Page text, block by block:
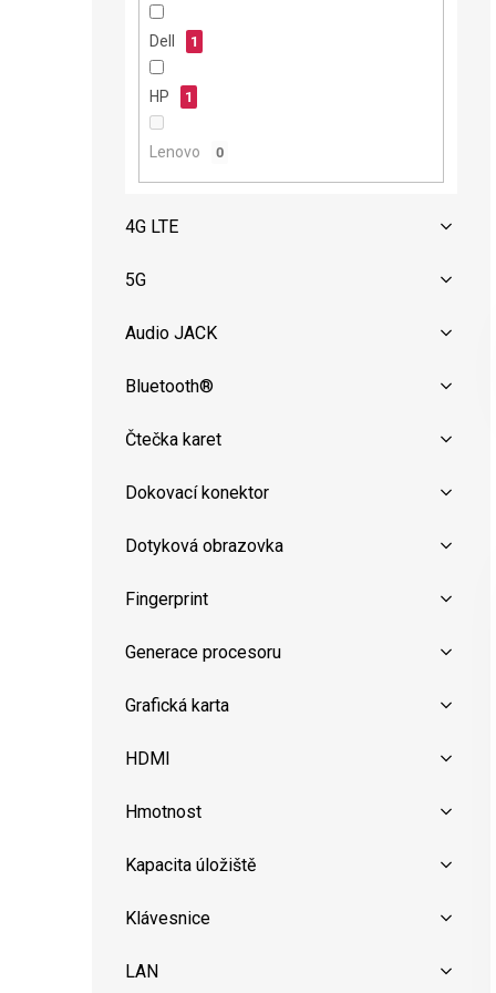
Dell 1
HP 1
Lenovo 0
4G LTE
5G
Audio JACK
Bluetooth®
Čtečka karet
Dokovací konektor
Dotyková obrazovka
Fingerprint
Generace procesoru
Grafická karta
HDMI
Hmotnost
Kapacita úložiště
Klávesnice
LAN